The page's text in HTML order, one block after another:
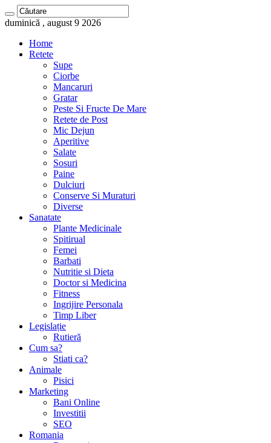
duminică , august 9 2026
Home
Retete
Supe
Ciorbe
Mancaruri
Gratar
Peste Si Fructe De Mare
Retete de Post
Mic Dejun
Aperitive
Salate
Sosuri
Paine
Dulciuri
Conserve Si Muraturi
Diverse
Sanatate
Plante Medicinale
Spitirual
Femei
Barbati
Nutritie si Dieta
Doctor si Medicina
Fitness
Ingrijire Personala
Timp Liber
Legislație
Rutieră
Cum sa?
Stiati ca?
Animale
Pisici
Marketing
Bani Online
Investitii
SEO
Romania